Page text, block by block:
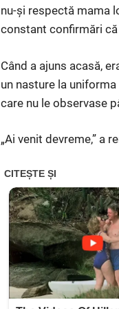
nu-și respectă mama
constant confirmări
Când a ajuns acasă,
un nasture la
care nu le observase
„Ai venit devreme,” a